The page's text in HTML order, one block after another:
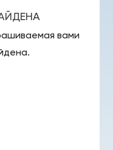
вами